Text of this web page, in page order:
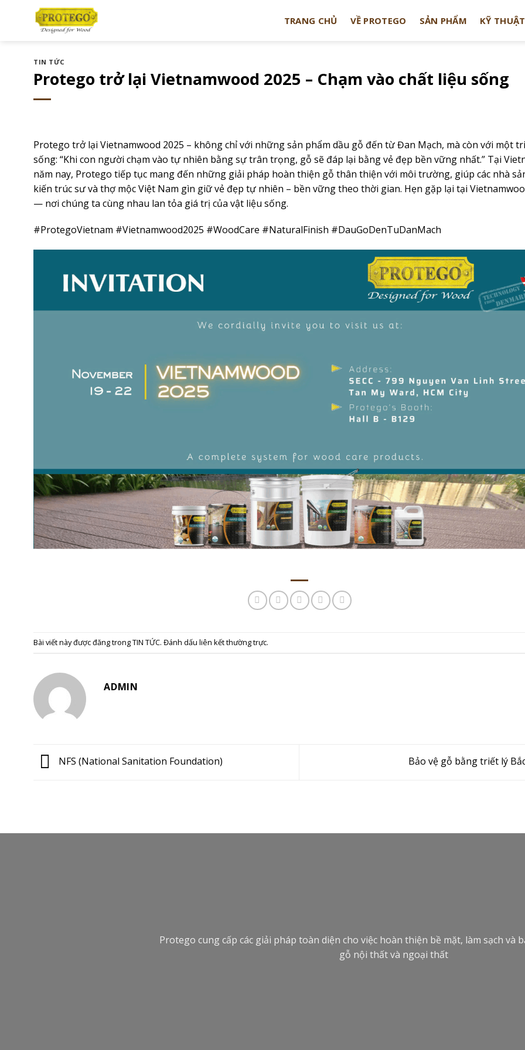
TRANG CHỦ VỀ PROTEGO SẢN PHẨM KỸ THUẬT
TIN TỨC
Protego trở lại Vietnamwood 2025 – Chạm vào chất liệu sống
Protego trở lại Vietnamwood 2025 – không chỉ với những sản phẩm dầu gỗ đến từ Đan Mạch, mà còn với một
sống: “Khi con người chạm vào tự nhiên bằng sự trân trọng, gỗ sẽ đáp lại bằng vẻ đẹp bền vững nhất.” Tại
năm nay, Protego tiếp tục mang đến những giải pháp hoàn thiện gỗ thân thiện với môi trường, giúp các nhà
kiến trúc sư và thợ mộc Việt Nam gìn giữ vẻ đẹp tự nhiên – bền vững theo thời gian. Hẹn gặp lại tại
— nơi chúng ta cùng nhau lan tỏa giá trị của vật liệu sống.
#ProtegoVietnam #Vietnamwood2025 #WoodCare #NaturalFinish #DauGoDenTuDanMach
Bài viết này được đăng trongTIN TỨC. Đánh dấu liên kết thường trực.
ADMIN
NFS (National Sanitation Foundation) Bảo vệ gỗ bằng triết lý
Protego cung cấp các giải pháp toàn diện cho việc hoàn thiện bề mặt, làm sạch và
gỗ nội thất và ngoại thất